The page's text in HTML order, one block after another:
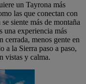
un Tayrona más
las que conectan con
siente más de montaña
experiencia más
cerrada, menos gente en
a la Sierra paso a paso,
vistas y calma.